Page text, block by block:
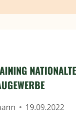
19.09.2022